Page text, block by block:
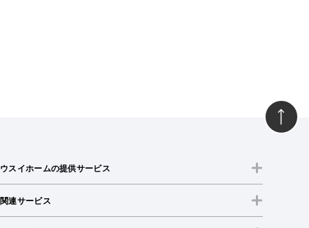
ウスイホームの提供サービス
関連サービス